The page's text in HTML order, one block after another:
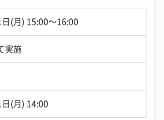
(月) 15:00〜16:00
実施
(月) 14:00